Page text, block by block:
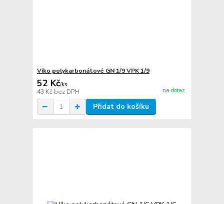
Víko polykarbonátové GN 1/9 VPK 1/9
52 Kč/ks
43 Kč bez DPH na dotaz
Přidat do košíku